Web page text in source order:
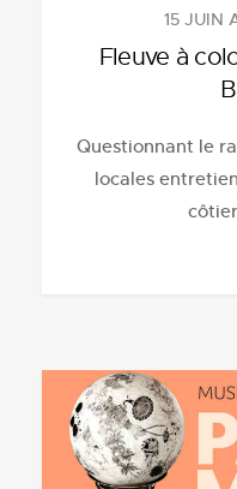
15 JUIN
Fleuve à
Questionnant le
locales